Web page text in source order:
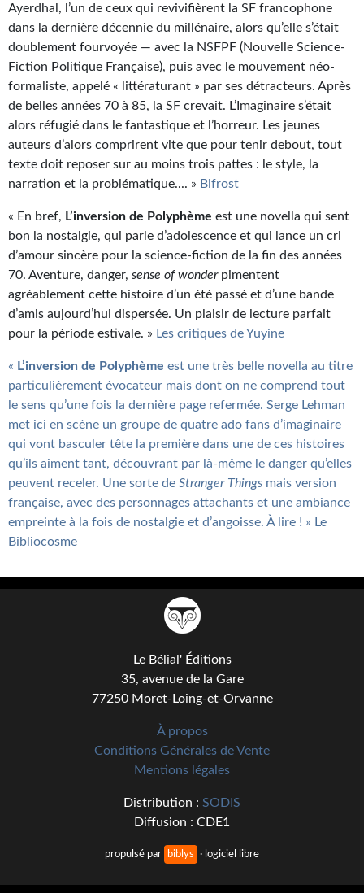
Support technique
Ayerdhal, l’un de ceux qui revivifièrent la SF francophone
dans la dernière décennie du millénaire, alors qu’elle s’était
doublement fourvoyée — avec la NSFPF (Nouvelle Science-
Fiction Politique Française), puis avec le mouvement néo-
formaliste, appelé « littératurant » par ses détracteurs. Après
de belles années 70 à 85, la SF crevait. L’Imaginaire s’était
alors réfugié dans le fantastique et l’horreur. Les jeunes
auteurs d’alors comprirent vite que pour tenir debout, tout
texte doit reposer sur au moins trois pattes : le style, la
narration et la problématique.... » Bifrost
« En bref, L’inversion de Polyphème est une novella qui sent
bon la nostalgie, qui parle d’adolescence et qui lance un cri
d’amour sincère pour la science-fiction de la fin des années
70. Aventure, danger, sense of wonderpimentent
agréablement cette histoire d’un été passé et d’une bande
d’amis aujourd’hui dispersée. Un plaisir de lecture parfait
pour la période estivale. » Les critiques de Yuyine
« L’inversion de Polyphème est une très belle novella au titre
particulièrement évocateur mais dont on ne comprend tout
le sens qu’une fois la dernière page refermée. Serge Lehman
met ici en scène un groupe de quatre ado fans d’imaginaire
qui vont basculer tête la première dans une de ces histoires
qu’ils aiment tant, découvrant par là-même le danger qu’elles
peuvent receler. Une sorte de Stranger Things mais version
française, avec des personnages attachants et une ambiance
empreinte à la fois de nostalgie et d’angoisse. À lire ! » Le
Bibliocosme
Le Bélial' Éditions
35, avenue de la Gare
77250 Moret-Loing-et-Orvanne
À propos
Conditions Générales de Vente
Mentions légales
Distribution : SODIS
Diffusion : CDE1
propulsé par biblys · logiciel libre